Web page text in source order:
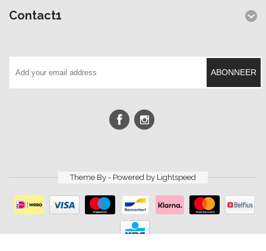
Contact1
ABONNEER
Theme By - Powered by Lightspeed